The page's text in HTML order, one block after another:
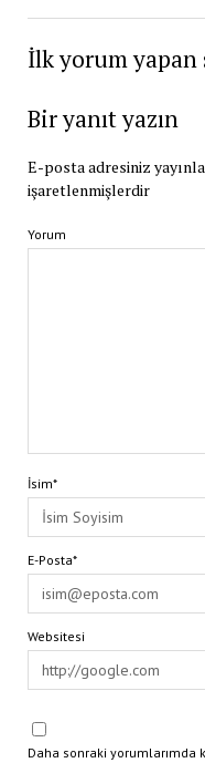
İlk yorum yapan
Bir yanıt yazın
E-posta adresiniz
işaretlenmişlerdir
Yorum
İsim*
E-Posta*
Websitesi
Daha sonraki yorumlarımda